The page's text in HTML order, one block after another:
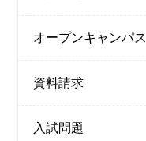
オープンキャンパス
資料請求
入試問題